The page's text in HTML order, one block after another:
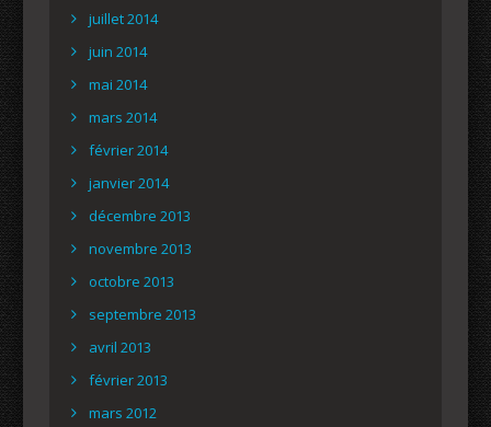
juillet 2014
juin 2014
mai 2014
mars 2014
février 2014
janvier 2014
décembre 2013
novembre 2013
octobre 2013
septembre 2013
avril 2013
février 2013
mars 2012